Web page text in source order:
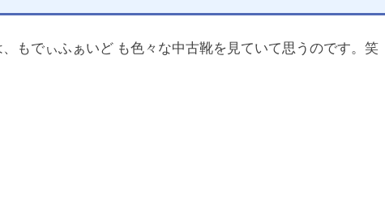
もでぃふぁいど も色々な中古靴を見ていて思うのです。笑